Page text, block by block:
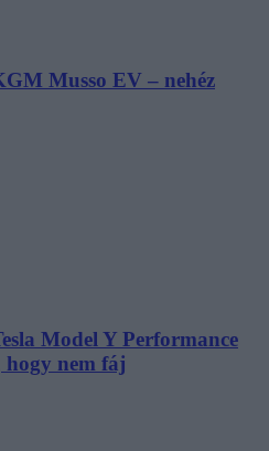
Musso EV – nehéz
Model Y Performance
hogy nem fáj